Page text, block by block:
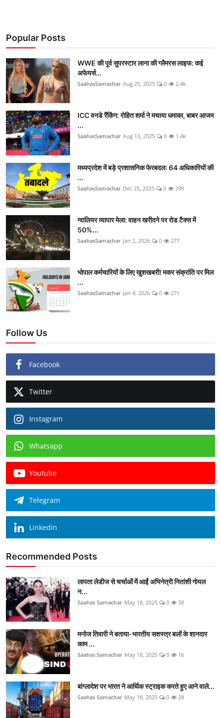
Popular Posts
WWE की पूर्व सुपरस्टार लाना की ग्लैमरस लाइफ: कई
अफेयर्स...
SaahasSamachar Aug 25, 2025 0 2.4k
ICC वनडे रैंकिंग: रोहित शर्मा ने मचाया धमाका, बाबर आजम
...
SaahasSamachar Aug 13, 2025 0 1.4k
मध्यप्रदेश में बड़े प्रशासनिक फेरबदल: 64 अधिकारियों की
...
SaahasSamachar Dec 25, 2025 0 299
ग्वालियर व्यापार मेला: वाहन खरीदने पर रोड टैक्स में
50%...
SaahasSamachar Jan 2, 2026 0 277
भोपाल कर्मचारियों के लिए खुशखबरी! मकर संक्रांति पर मिल
...
SaahasSamachar Jan 4, 2026 0 271
Follow Us
Facebook
Twitter
Instagram
Whatsapp
Youtube
Telegram
Linkedin
Recommended Posts
लापता लेडीज से चर्चाओं में आईं अभिनेत्री नितांशी गोयल
न...
Saahas Samachar May 18, 2025 0 38
मनोज तिवारी ने बताया-भारतीय सशस्त्र बलों के शानदार
काम ...
Saahas Samachar May 18, 2025 0 16
बांग्लादेश पर भारत ने आर्थिक स्ट्राइक करते हुए आने वाले...
Saahas Samachar May 18, 2025 0 28